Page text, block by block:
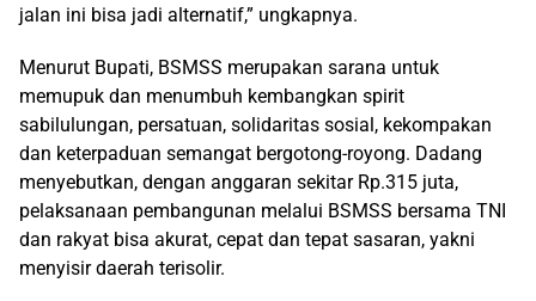
jalan ini bisa jadi alternatif,” ungkapnya.
Menurut Bupati, BSMSS merupakan sarana untuk
memupuk dan menumbuh kembangkan spirit
sabilulungan, persatuan, solidaritas sosial, kekompakan
dan keterpaduan semangat bergotong-royong. Dadang
menyebutkan, dengan anggaran sekitar Rp.315 juta,
pelaksanaan pembangunan melalui BSMSS bersama TNI
dan rakyat bisa akurat, cepat dan tepat sasaran, yakni
menyisir daerah terisolir.